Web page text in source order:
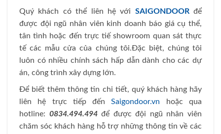
Quý khách có thể liên hệ với SAIGONDOORđể
được đội ngũ nhân viên kinh doanh báo giá cụ thể,
tân tình hoặc đến trực tiế showroom quan sát thực
tế các mẫu cửa của chúng tôi.Đặc biệt, chúng tôi
luôn có nhiều chính sách hấp dẫn dành cho các dự
án, công trình xây dựng lớn.
Để biết thêm thông tin chi tiết, quý khách hàng hãy
liên hệ trực tiếp đếnSaigondoor.vn hoặc qua
hotline: 0834.494.494để được đội ngũ nhân viên
chăm sóc khách hàng hỗ trợ những thông tin về các